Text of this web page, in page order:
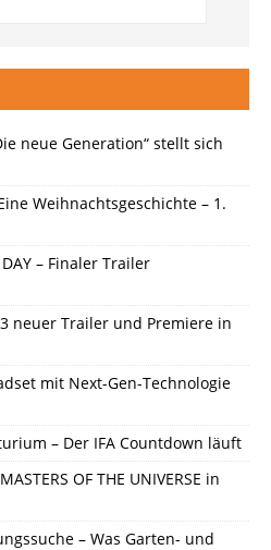
neue Generation“ stellt sich
Weihnachtsgeschichte – 1.
DAY – Finaler Trailer
3 neuer Trailer und Premiere in
mit Next-Gen-Technologie
– Der IFA Countdown läuft
OF THE UNIVERSE in
– Was Garten- und